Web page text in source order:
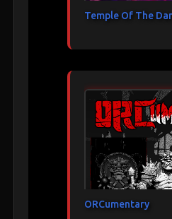
Temple Of The
ORCumentary